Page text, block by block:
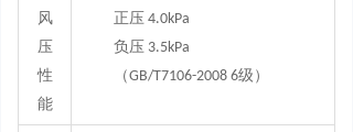
风
压
性
能
正压 4.0kPa
负压 3.5kPa
（GB/T7106-2008 6级）